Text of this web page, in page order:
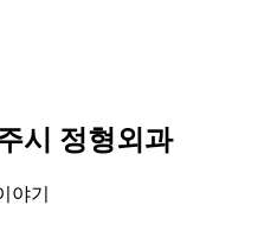
시 정형외과
야기